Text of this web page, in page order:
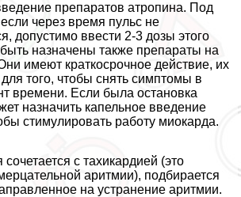
препаратов атропина. Под
через время пульс не
допустимо ввести 2-3 дозы этого
назначены также препараты на
имеют краткосрочное действие, их
того, чтобы снять симптомы в
времени. Если была остановка
назначить капельное введение
стимулировать работу миокарда.
с тахикардией (это
аритмии), подбирается
на устранение аритмии.